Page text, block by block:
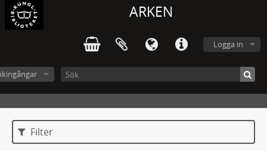
ARKEN
Logga in
Filter